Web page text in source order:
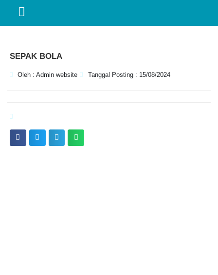
SEPAK BOLA
Oleh : Admin website Tanggal Posting : 15/08/2024